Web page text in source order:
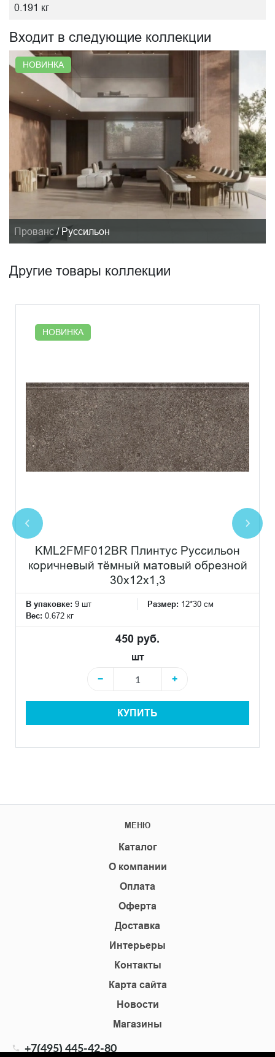
0.191 кг
Входит в следующие коллекции
НОВИНКА
Прованс / Руссильон
Другие товары коллекции
НОВИНКА
KML2FMF012BR Плинтус Руссильон
коричневый тёмный матовый обрезной
30x12x1,3
В упаковке: 9 шт Размер: 12*30 см
Вес: 0.672 кг
450 руб.
шт
−
+
КУПИТЬ
МЕНЮ
Каталог
О компании
Оплата
Оферта
Доставка
Интерьеры
Контакты
Карта сайта
Новости
Магазины
+7(495) 445-42-80